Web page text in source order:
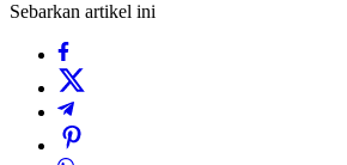
Sebarkan artikel ini